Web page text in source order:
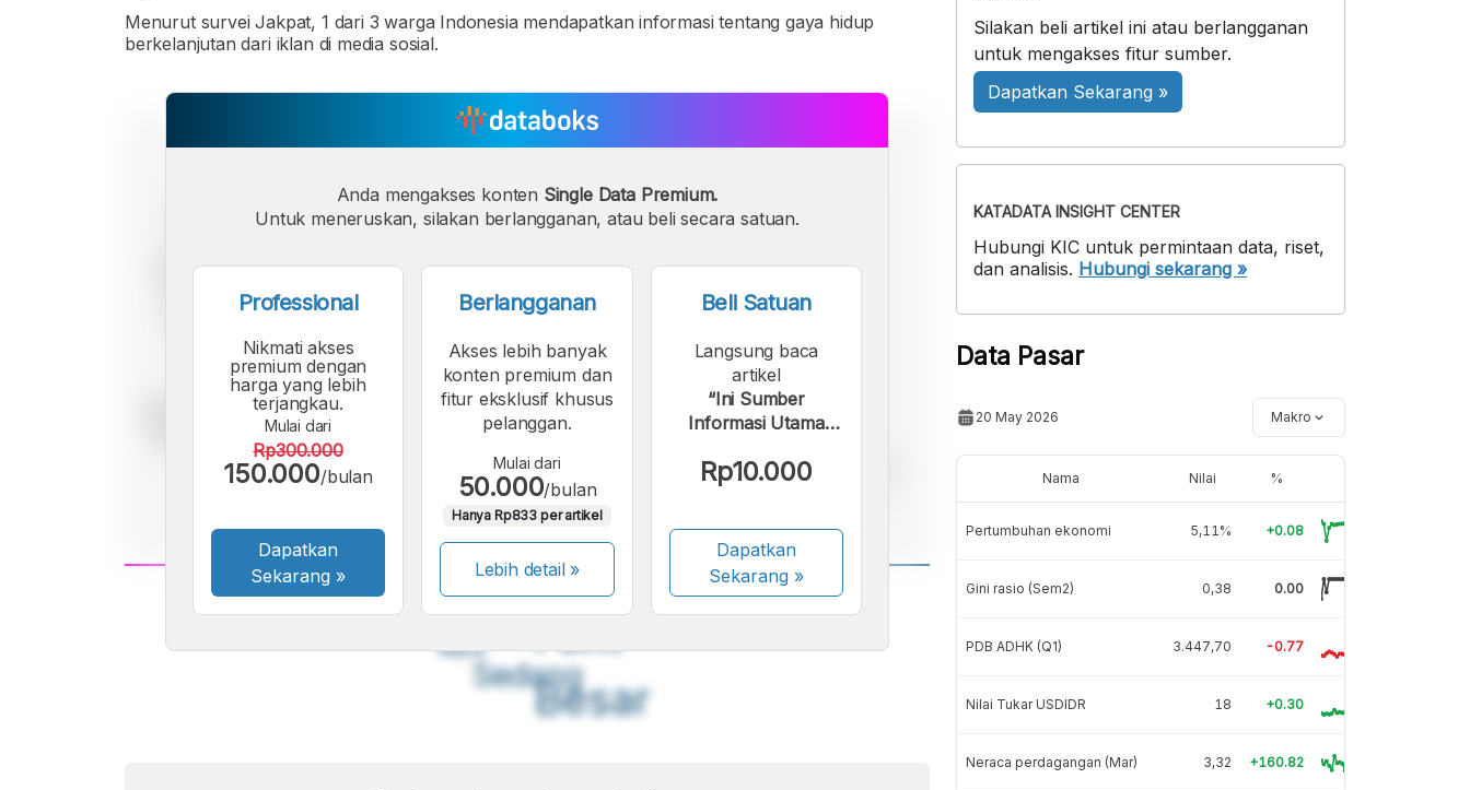
Menurut survei Jakpat, 1 dari 3 warga Indonesia mendapatkan informasi tentang gaya hidup
berkelanjutan dari iklan di media sosial.
A
Font
Kecil
A
Sedang
A
Besar
Anda mengakses konten Single Data Premium.
Untuk meneruskan, silakan berlangganan, atau beli secara satuan.
Professional
Nikmati akses
premium dengan
harga yang lebih
terjangkau.
Mulai dari
Rp300.000
150.000/bulan
Dapatkan
Sekarang »
Berlangganan
Akses lebih banyak
konten premium dan
fitur eksklusif khusus
pelanggan.
Mulai dari
50.000/bulan
Hanya Rp833 per artikel
Lebih detail »
Beli Satuan
Langsung baca
artikel
“Ini Sumber
Informasi Utama
Gaya Hidup
Rp10.000
Dapatkan
Sekarang»
Silakan beli artikel ini atau berlangganan
untuk mengakses fitur sumber.
Dapatkan Sekarang »
KATADATA INSIGHT CENTER
Hubungi KIC untuk permintaan data, riset,
dan analisis. Hubungi sekarang »
Data Pasar
20 May 2026 Makro
Nama Nilai %
Pertumbuhan ekonomi 5,11% +0.08
Gini rasio (Sem2) 0,38 0.00
PDB ADHK (Q1) 3.447,70 -0.77
Nilai Tukar USDIDR 18 +0.30
Neraca perdagangan (Mar) 3,32 +160.82